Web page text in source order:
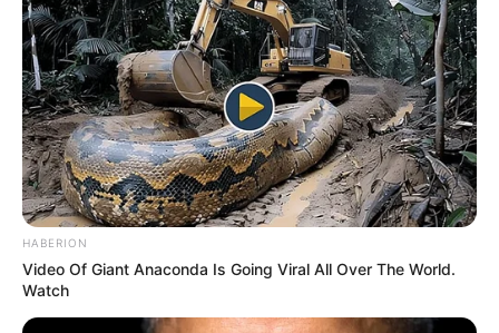
SBS Drama Awards 1998 – Popularity Award, Actress –
Soonpoong Clinic Winners I Love You, I Love You
KBS Drama Awards 1995 – Best Young Actress –Daughters
of a Rich Family Drama Game Minwoo vs. Minwoo What
Summer of Two Girls
Miss Binggrae Pageant 1994
SBS Drama Awards 1994 – Best Young Actress –Dinosaur
Nominasi
HABERION
Video Of Giant Anaconda Is Going Viral All Over The World.
Watch